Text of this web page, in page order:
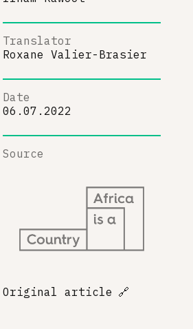
Translator
Roxane Valier-Brasier
Date
06.07.2022
Source
Original article 🔗